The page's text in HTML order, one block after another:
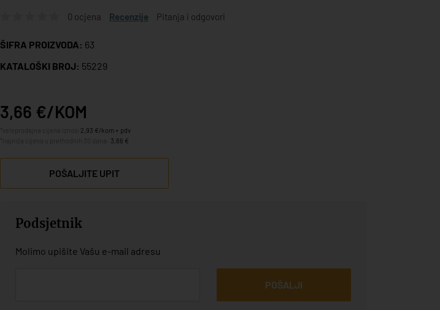
0 ocjena Recenzije Pitanja i odgovori
ŠIFRA PROIZVODA: 63
KATALOŠKI BROJ: 55229
3,66 €/KOM
2,93 €/kom + pdv
3,66 €
POŠALJITE UPIT
Podsjetnik
Molimo upišite Vašu e-mail adresu
POŠALJI